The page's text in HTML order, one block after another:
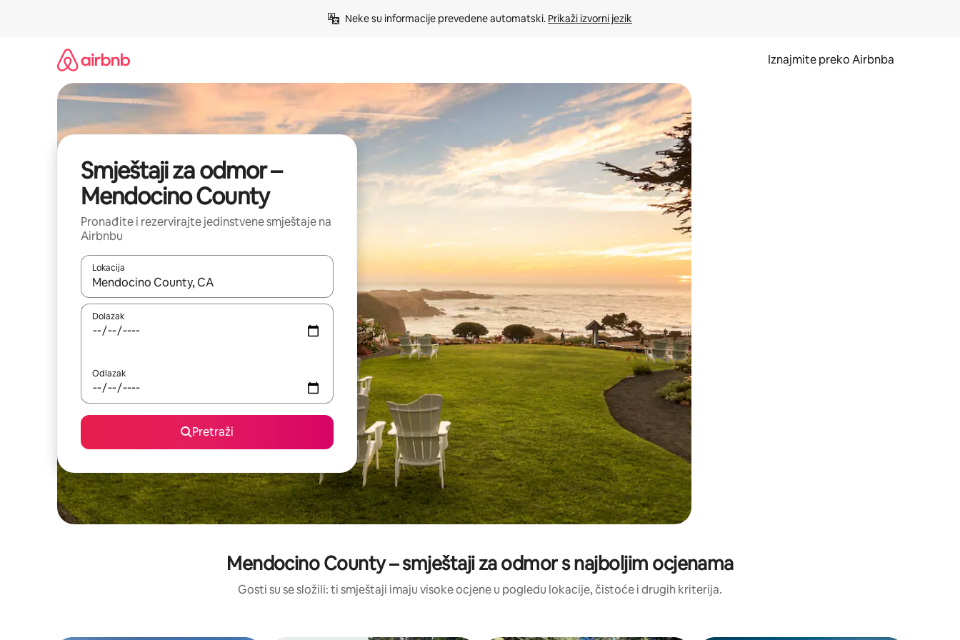
Neke su informacije prevedene automatski. Prikaži izvorni jezik
Iznajmite preko Airbnba
Smještaji za odmor –
Mendocino County
Pronađite i rezervirajte jedinstvene smještaje na
Airbnbu
Lokacija
Kada budu dostupni rezultati, moći ćete ih pregledati koristeći se strelicama prema gore i prema dolje, kao i dodirom ili prelaskom prstom po zaslonu.
Dolazak
Odlazak
Pretraži
Mendocino County – smještaji za odmor s najboljim ocjenama
Gosti su se složili: ti smještaji imaju visoke ocjene u pogledu lokacije, čistoće i drugih kriterija.